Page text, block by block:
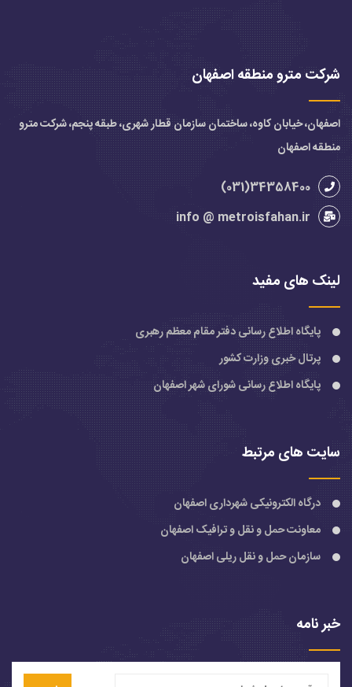
شرکت مترو منطقه اصفهان
اصفهان، خیابان کاوه، ساختمان سازمان قطار شهری، طبقه پنجم، شرکت مترو
منطقه اصفهان
34358400(031)
info @ metroisfahan.ir
لینک های مفید
پایگاه اطلاع رسانی دفتر مقام معظم رهبری
پرتال خبری وزارت کشور
پایگاه اطلاع رسانی شورای شهر اصفهان
سایت های مرتبط
درگاه الکترونیکی شهرداری اصفهان
معاونت حمل و نقل و ترافیک اصفهان
سازمان حمل و نقل ریلی اصفهان
خبر نامه